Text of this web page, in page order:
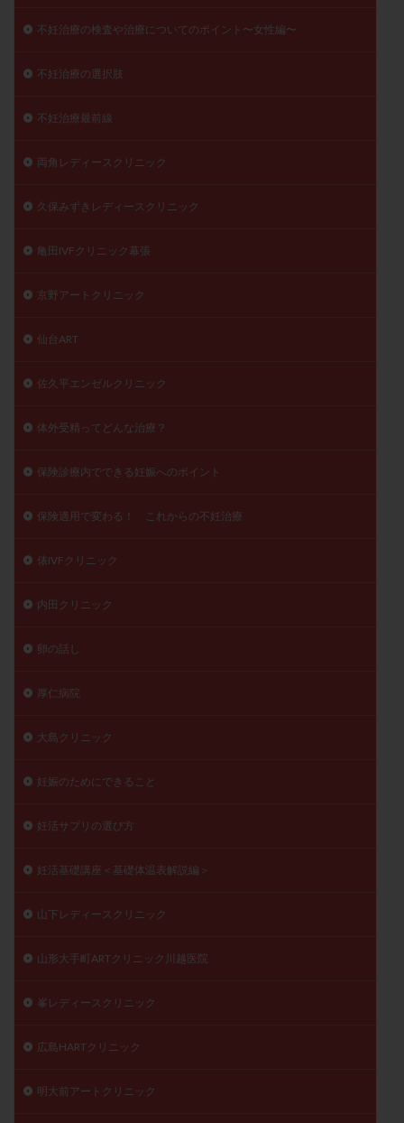
不妊治療の検査や治療についてのポイント〜女性編〜
不妊治療の選択肢
不妊治療最前線
両角レディースクリニック
久保みずきレディースクリニック
亀田IVFクリニック幕張
京野アートクリニック
仙台ART
佐久平エンゼルクリニック
体外受精ってどんな治療？
保険診療内でできる妊娠へのポイント
保険適用で変わる！ これからの不妊治療
俵IVFクリニック
内田クリニック
卵の話し
厚仁病院
大島クリニック
妊娠のためにできること
妊活サプリの選び方
妊活基礎講座＜基礎体温表解説編＞
山下レディースクリニック
山形大手町ARTクリニック川越医院
峯レディースクリニック
広島HARTクリニック
明大前アートクリニック